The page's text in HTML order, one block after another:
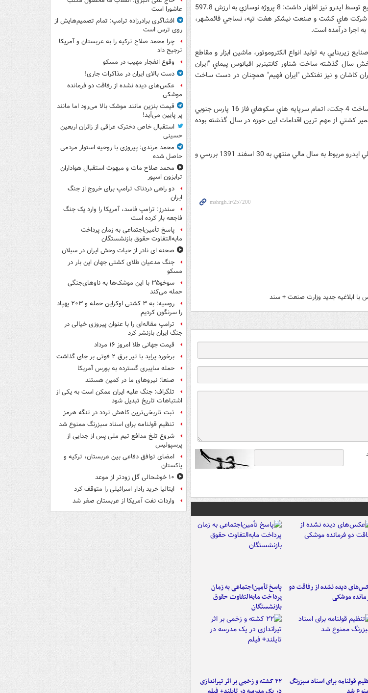
وي در زمينه نوسازي و بهسازي صنايع توسط ايدرو نيز اظهار داشت: 8 پروژه نوسازي به ارزش 597.8
ريال در شركت هاي كشت و صنعت نيشكر هفت تپه، نساجي قائمشهر،
اجرا درآمده است.
به توليد انواع الكتروموتور، ماشين ابزار و مقاطع
سال گذشته ساخت شناور كانتينربر اقيانوس پيماي "ايران
كاشان و نيز نفتكش "ايران فهيم" همچنان در دست ساخت
ساخت و تكميل 70 شناور كوچك، ساخت 4 جكت، اتمام سرپايه هاي سكوهاي فاز 16 پارس جنوبي
از مهم ترين اقدامات اين حوزه در سال گذشته بوده
در انتهاي اين مجمع، صورت‌هاي مالي ايدرو مربوط به سال مالي منتهي به 30 اسفند 1391 بررسي و
ابلاغیه جدید وزارت صنعت + سند
دیده نشده از رفاقت دو
موشکی
پاسخ تأمین‌اجتماعی به زمان
پرداخت مابه‌التفاوت حقوق
بازنشستگان
قولنامه برای اسناد سبزرنگ
۲۲ کشته و زخمی بر اثر تیراندازی
عاشورا است
افشاگری برادرزاده ترامپ: تمام تصمیم‌هایش از
روی ترس است
چرا محمد صلاح ترکیه را به عربستان و آمریکا
ترجیح داد
وقوع انفجار مهیب در مسکو
دست بالای ایران در مذاکرات جاری!
عکس‌های دیده نشده از رفاقت دو فرمانده‌
موشکی
قیمت بنزین مانند موشک بالا می‌رود اما مانند
پر پایین می‌آید!
استقبال خاص دخترک عراقی از زائران اربعین
حسینی
محمد مرندی: پیروزی با روحیه استوار مردمی
حاصل شده
محمد صلاح مات و مبهوت استقبال هواداران
ترابزون اسپور
دو راهی دردناک ترامپ برای خروج از جنگ
ایران
سندرز: ترامپ فاسد، آمریکا را وارد یک جنگ
فاجعه بار کرده است
پاسخ تأمین‌اجتماعی به زمان پرداخت
مابه‌التفاوت حقوق بازنشستگان
صحنه ای نادر از حیات وحش ایران در سبلان
جنگ مدعیان طلای کشتی جهان این بار در
مسکو
سوخو۳۵ با این موشک‌ها به ناوهای‌جنگی
حمله می‌کند
روسیه: به ۳ کشتی اوکراین حمله و ۲۰۳ پهپاد
را سرنگون کردیم
ترامپ مقاله‌ای را با عنوان پیروزی خیالی در
جنگ ایران بازنشر کرد
قیمت جهانی طلا امروز ۱۶ مرداد
برخورد پراید با تیر برق ۲ فوتی بر جای گذاشت
حمله سایبری گسترده به بورس آمریکا
صنعا: نیروهای ما در کمین‌ هستند
تلگراف: جنگ علیه ایران ممکن است به یکی از
اشتباهات تاریخ تبدیل شود
ثبت تاریخی‌ترین کاهش تردد در تنگه هرمز
تنظیم قولنامه برای اسناد سبزرنگ ممنوع شد
شروع تلخ مدافع تیم ملی پس از جدایی از
پرسپولیس
امضای توافق دفاعی بین عربستان، ترکیه و
پاکستان
۱۰ خوشحالی گل زودتر از موعد
ایتالیا خرید رادار اسرائیلی را متوقف کرد
واردات نفت آمریکا از عربستان صفر شد